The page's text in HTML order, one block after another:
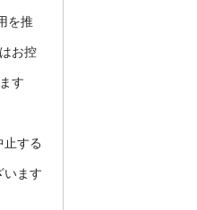
を推
お控
す
する
います